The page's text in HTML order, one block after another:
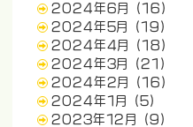
2024年6月
(16)
2024年5月
(19)
2024年4月
(18)
2024年3月
(21)
2024年2月
(16)
2024年1月
(5)
2023年12月
(9)